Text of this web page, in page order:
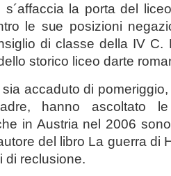
la porta del
le sue posizioni
di classe della IV C.
storico liceo darte
accaduto di
hanno ascoltato le
in Austria nel 2006
del libro La guerra di
di reclusione.